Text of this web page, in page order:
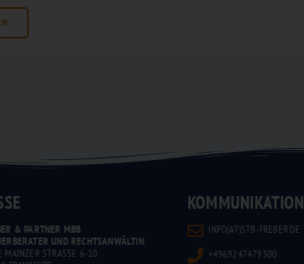
& PARTNER MBB
UND RECHTSANWÄLTIN
MAINZER STRASSE 6-10
KOMMUNIKATION
INFO(AT)STB-FREBER.DE
+4969247479300